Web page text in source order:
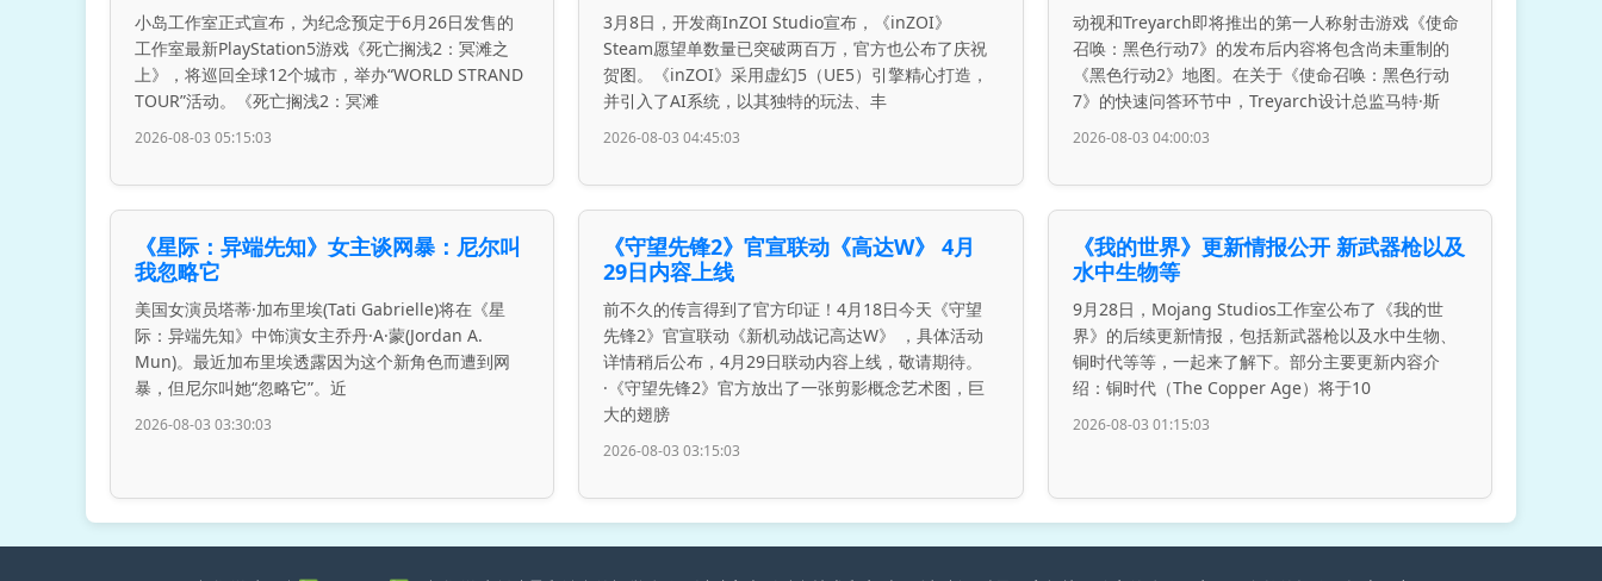
小岛工作室正式宣布，为纪念预定于6月26日发售的
工作室最新PlayStation5游戏《死亡搁浅2：冥滩之
上》，将巡回全球12个城市，举办“WORLD STRAND
TOUR”活动。《死亡搁浅2：冥滩
2026-08-03 05:15:03
3月8日，开发商InZOI Studio宣布，《inZOI》
Steam愿望单数量已突破两百万，官方也公布了庆祝
贺图。《inZOI》采用虚幻5（UE5）引擎精心打造，
并引入了AI系统，以其独特的玩法、丰
2026-08-03 04:45:03
动视和Treyarch即将推出的第一人称射击游戏《使命
召唤：黑色行动7》的发布后内容将包含尚未重制的
《黑色行动2》地图。在关于《使命召唤：黑色行动
7》的快速问答环节中，Treyarch设计总监马特·斯
2026-08-03 04:00:03
《星际：异端先知》女主谈网暴：尼尔叫
我忽略它
美国女演员塔蒂·加布里埃(Tati Gabrielle)将在《星
际：异端先知》中饰演女主乔丹·A·蒙(Jordan A.
Mun)。最近加布里埃透露因为这个新角色而遭到网
暴，但尼尔叫她“忽略它”。近
2026-08-03 03:30:03
《守望先锋2》官宣联动《高达W》 4月
29日内容上线
前不久的传言得到了官方印证！4月18日今天《守望
先锋2》官宣联动《新机动战记高达W》 ，具体活动
详情稍后公布，4月29日联动内容上线，敬请期待。
·《守望先锋2》官方放出了一张剪影概念艺术图，巨
大的翅膀
2026-08-03 03:15:03
《我的世界》更新情报公开 新武器枪以及
水中生物等
9月28日，Mojang Studios工作室公布了《我的世
界》的后续更新情报，包括新武器枪以及水中生物、
铜时代等等，一起来了解下。部分主要更新内容介
绍：铜时代（The Copper Age）将于10
2026-08-03 01:15:03